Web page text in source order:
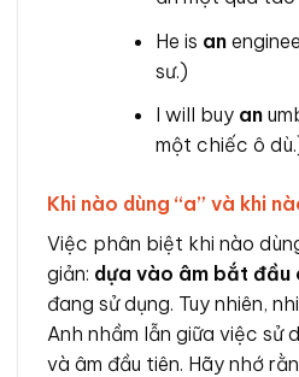
He is an
sư.)
I will buy an
một chiếc ô
Khi nào dùng “a” và khi
Việc phân biệt khi nào
giản: dựa vào âm bắt đầu
đang sử dụng. Tuy nhiên,
Anh nhầm lẫn giữa việc sử
và âm đầu tiên. Hãy nhớ